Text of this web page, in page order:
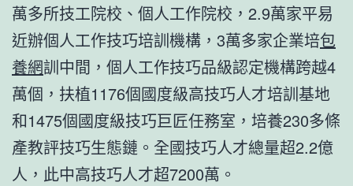
萬多所技工院校、個人工作院校，2.9萬家平易
近辦個人工作技巧培訓機構，3萬多家企業培包
養網訓中間，個人工作技巧品級認定機構跨越4
萬個，扶植1176個國度級高技巧人才培訓基地
和1475個國度級技巧巨匠任務室，培養230多條
產教評技巧生態鏈。全國技巧人才總量超2.2億
人，此中高技巧人才超7200萬。